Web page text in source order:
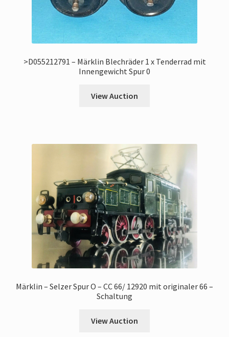
>D055212791 – Märklin Blechräder 1 x Tenderrad mit
Innengewicht Spur 0
View Auction
Märklin – Selzer Spur O – CC 66/ 12920 mit originaler 66 –
Schaltung
View Auction